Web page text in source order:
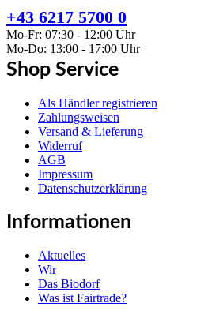
+43 6217 5700 0
Mo-Fr: 07:30 - 12:00 Uhr
Mo-Do: 13:00 - 17:00 Uhr
Shop Service
Als Händler registrieren
Zahlungsweisen
Versand & Lieferung
Widerruf
AGB
Impressum
Datenschutzerklärung
Informationen
Aktuelles
Wir
Das Biodorf
Was ist Fairtrade?